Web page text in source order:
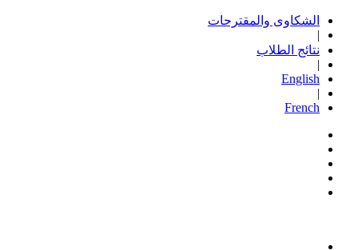
الشكاوى والمقترحات
|
نتائج الطلاب
|
English
|
French